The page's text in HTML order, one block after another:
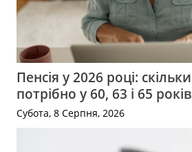
Пенсія у 2026 році:
потрібно у 60, 63 і 65 років
Субота, 8 Серпня, 2026